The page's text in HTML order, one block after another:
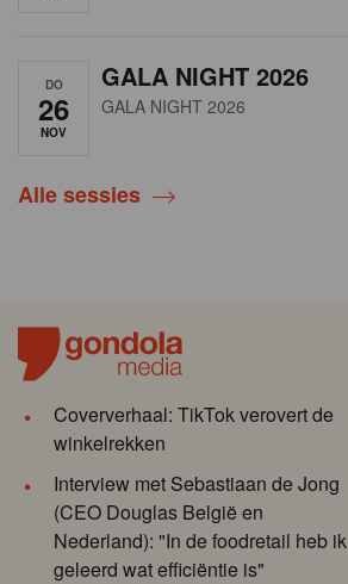
DO
26
NOV
GALA NIGHT 2026
GALA NIGHT 2026
Alle sessies
Coververhaal: TikTok verovert de
winkelrekken
Interview met Sebastiaan de Jong
(CEO Douglas België en
Nederland): "In de foodretail heb ik
geleerd wat efficiëntie is"